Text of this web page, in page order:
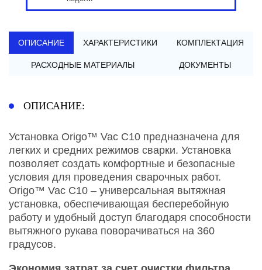
ОПИСАНИЕ ХАРАКТЕРИСТИКИ КОМПЛЕКТАЦИЯ
РАСХОДНЫЕ МАТЕРИАЛЫ ДОКУМЕНТЫ
ОПИСАНИЕ:
Установка Origo™ Vac C10 предназначена для
легких и средних режимов сварки. Установка
позволяет создать комфортные и безопасные
условия для проведения сварочных работ.
Origo™ Vac C10 – универсальная вытяжная
установка, обеспечивающая бесперебойную
работу и удобный доступ благодаря способности
вытяжного рукава поворачиваться на 360
градусов.